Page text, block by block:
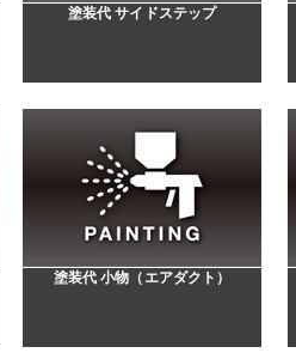
塗装代 サイドステップ
塗装代 小物（エアダクト）